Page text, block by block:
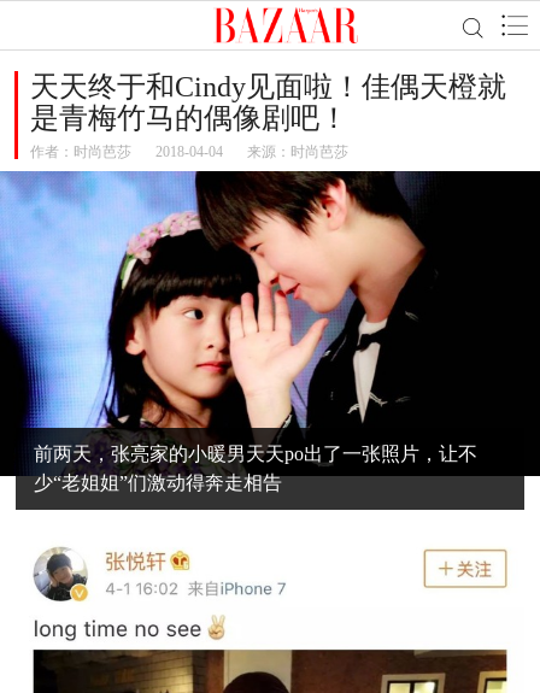
天天终于和Cindy见面啦！佳偶天橙就
是青梅竹马的偶像剧吧！
作者： 时尚芭莎 2018-04-04 来源：时尚芭莎
前两天，张亮家的小暖男天天po出了一张照片，让不
少“老姐姐”们激动得奔走相告